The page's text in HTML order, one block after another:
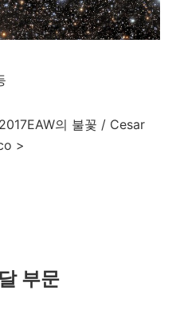
의 불꽃 / Cesar
>
부문